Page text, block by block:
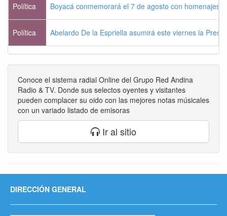
Política Boyacá conmemorará el 7 de agosto con homenajes
Política Abelardo De la Espriella asumirá este viernes la
Conoce el sistema radial Online del Grupo Red Andina
Radio & TV. Donde sus selectos oyentes y visitantes
pueden complacer su oido con las mejores notas músicales
con un variado listado de emisoras
Ir al sitio
DIRECCIÓN GENERAL